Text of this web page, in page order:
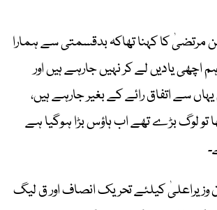
مرتضیٰ کا کہنا تھاکہ بدقسمتی سے ہمارا
اچھی یادیں لے کر نہیں جارہے ہیں اور
سے اتفاق رائے کے بغیر جارہے ہیں،
تو لوگ بڑے تھے اب ہاؤس بڑا ہوگیا ہے
وزيراعلیٰ کیلئے تحریک انصاف اور ق لیگ